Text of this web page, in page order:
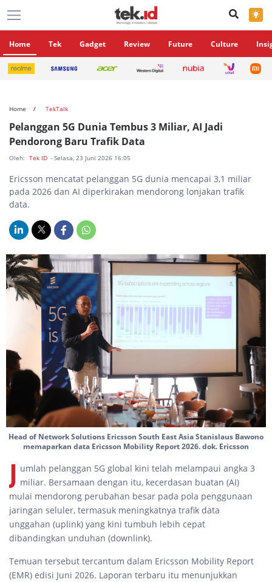
×
Home Tek Gadget Review Future Culture
Home TekTalk
Pelanggan 5G Dunia Tembus 3 Miliar, AI Jadi
Pendorong Baru Trafik Data
Oleh: Tek ID - Selasa, 23 Juni 2026 16:05
Ericsson mencatat pelanggan 5G dunia mencapai 3,1 miliar
pada 2026 dan AI diperkirakan mendorong lonjakan trafik
data.
Head of Network Solutions Ericsson South East Asia Stanislaus Bawono
memaparkan data Ericsson Mobility Report 2026. dok. Ericsson
J umlah pelanggan 5G global kini telah melampaui angka 3
miliar. Bersamaan dengan itu, kecerdasan buatan (AI)
mulai mendorong perubahan besar pada pola penggunaan
jaringan seluler, termasuk meningkatnya trafik data
unggahan (uplink) yang kini tumbuh lebih cepat
dibandingkan unduhan (downlink).
Temuan tersebut tercantum dalam Ericsson Mobility Report
(EMR) edisi Juni 2026. Laporan terbaru itu menunjukkan